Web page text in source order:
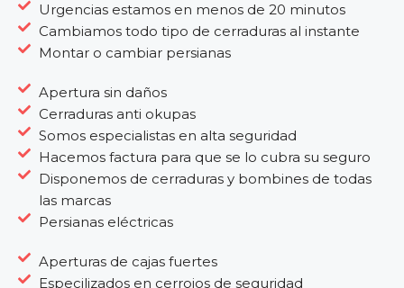
Urgencias estamos en menos de 20 minutos
Cambiamos todo tipo de cerraduras al instante
Montar o cambiar persianas
Apertura sin daños
Cerraduras anti okupas
Somos especialistas en alta seguridad
Hacemos factura para que se lo cubra su seguro
Disponemos de cerraduras y bombines de todas
las marcas
Persianas eléctricas
Aperturas de cajas fuertes
Especilizados en cerrojos de seguridad